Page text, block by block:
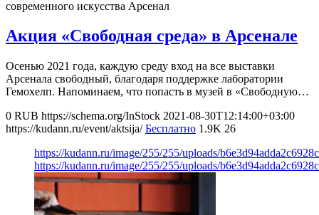
современного искусства Арсенал
Акция «Свободная среда» в Арсенале
Осенью 2021 года, каждую среду вход на все выставки
Арсенала свободный, благодаря поддержке лаборатории
Гемохелп. Напоминаем, что попасть в музей в «Свободную…
0 RUB https://schema.org/InStock 2021-08-30T12:14:00+03:00
https://kudann.ru/event/aktsija/ Бесплатно 1.9K 26
https://kudann.ru/image/255/255/uploads/
https://kudann.ru/image/255/255/uploads/